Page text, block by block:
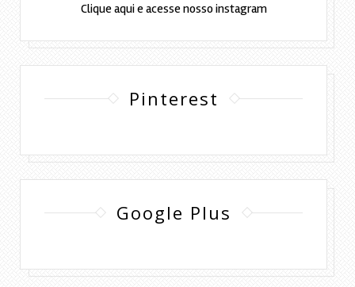
Clique aqui e acesse nosso instagram
Pinterest
Google Plus